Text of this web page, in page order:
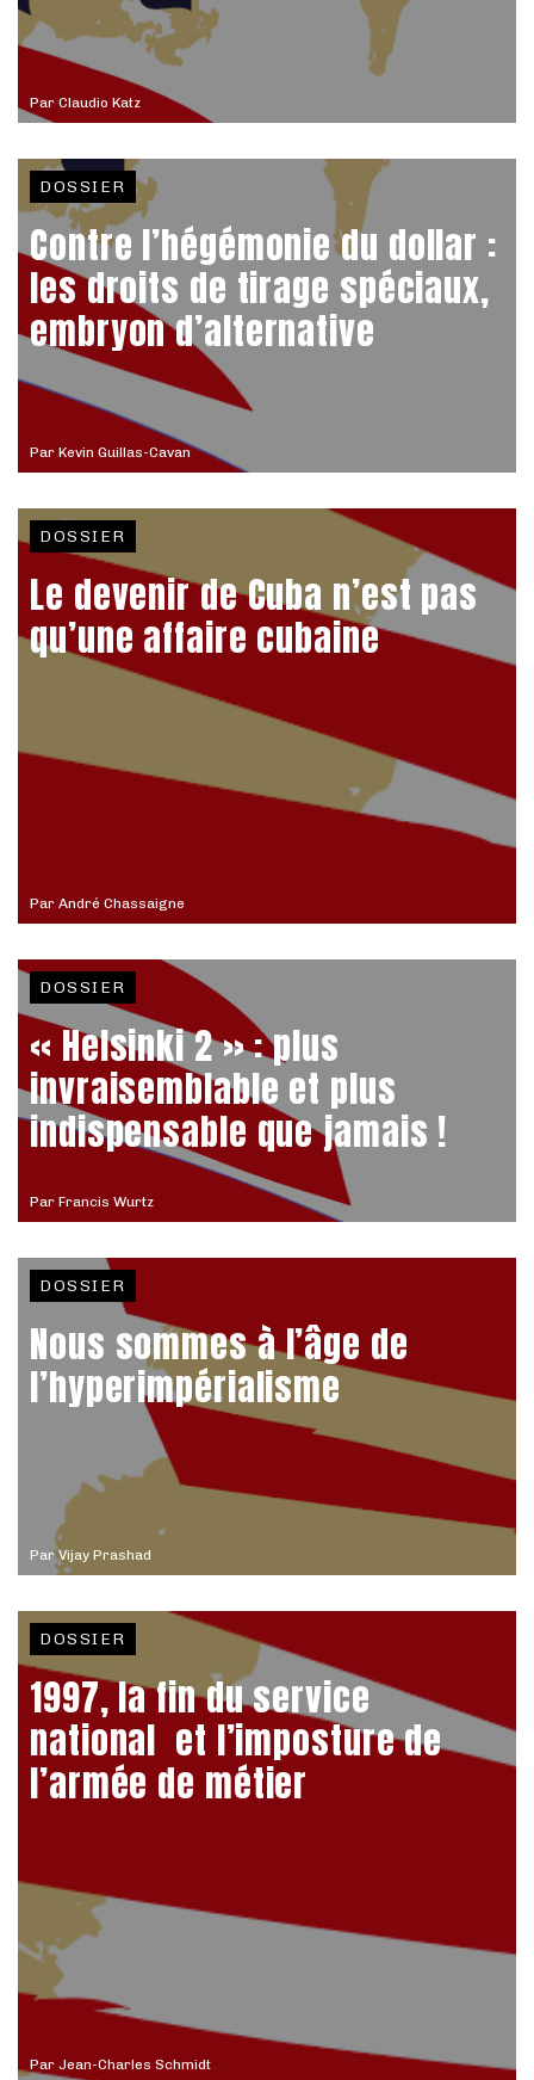
Par Claudio Katz
Par Kevin Guillas-Cavan
DOSSIER
Contre l’hégémonie du dollar :
les droits de tirage spéciaux,
embryon d’alternative
Par André Chassaigne
DOSSIER
Le devenir de Cuba n’est pas
qu’une affaire cubaine
Par Francis Wurtz
DOSSIER
« Helsinki 2 » : plus
invraisemblable et plus
indispensable que jamais !
ParVijay Prashad
DOSSIER
Nous sommes à l’âge de
l’hyperimpérialisme
Par Jean-Charles Schmidt
DOSSIER
1997, la fin du service
national et l’imposture de
l’armée de métier